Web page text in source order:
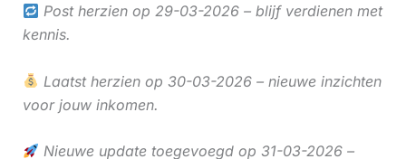
Post herzien op 29-03-2026 – blijf verdienen met
kennis.
Laatst herzien op 30-03-2026 – nieuwe inzichten
voor jouw inkomen.
Nieuwe update toegevoegd op 31-03-2026 –